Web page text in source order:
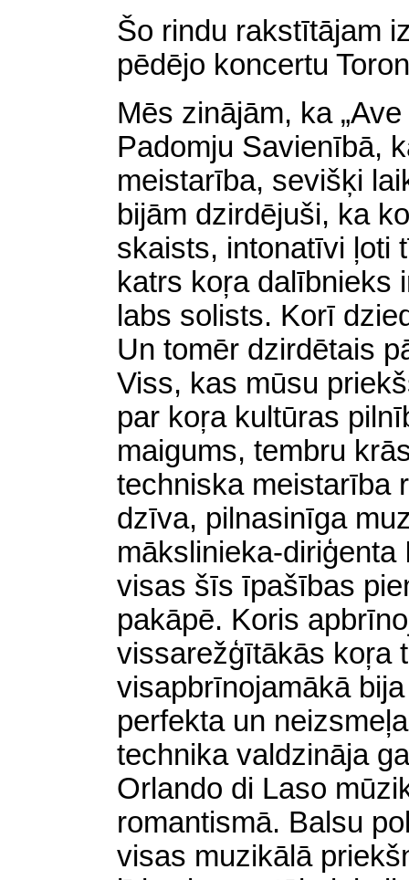
Šo rindu rakstītājam
pēdējo koncertu
Mēs zinājām, ka
Padomju Savienībā,
meistarība, sevišķi
bijām dzirdējuši, ka
skaists, intonatīvi ļoti
katrs koŗa dalībnieks
labs solists. Korī
Un tomēr dzirdētais
Viss, kas mūsu
par koŗa kultūras
maigums, tembru
techniska meistarība
dzīva, pilnasinīga
mākslinieka-
visas šīs īpašības
pakāpē. Koris
vissarežģītākās koŗa
visapbrīnojamākā
perfekta un
technika valdzināja
Orlando di Laso
romantismā. Balsu
visas muzikālā